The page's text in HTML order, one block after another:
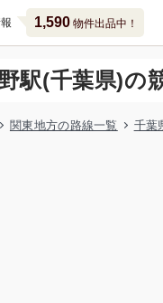
1,590物件出品中！
駅(千葉県)の
関東地方の路線一覧 千葉